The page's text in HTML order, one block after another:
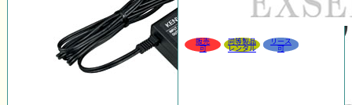
販売
可
同等製品
レンタル
リース
可